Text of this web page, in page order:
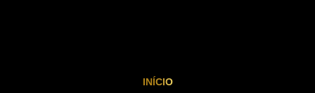
INÍCIO